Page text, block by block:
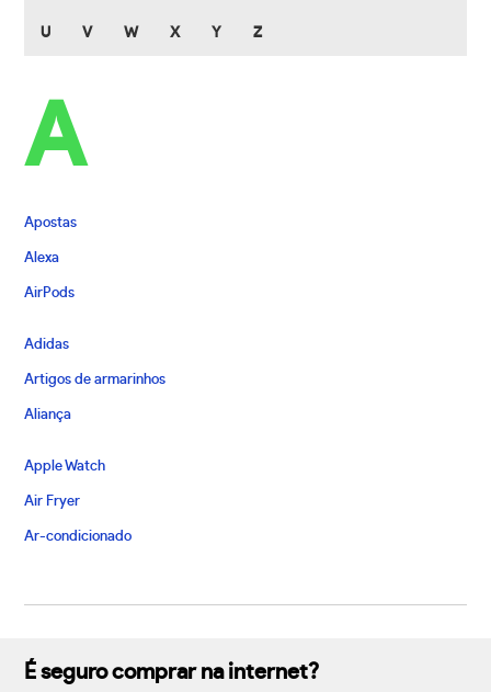
U V W X Y Z
A
Apostas
Alexa
AirPods
Adidas
Artigos de armarinhos
Aliança
Apple Watch
Air Fryer
Ar-condicionado
É seguro comprar na internet?